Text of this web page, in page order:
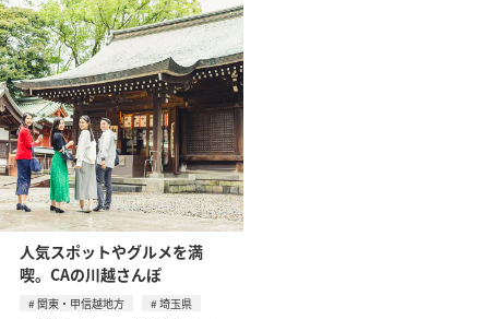
人気スポットやグルメを満
喫。CAの川越さんぽ
関東・甲信越地方
埼玉県